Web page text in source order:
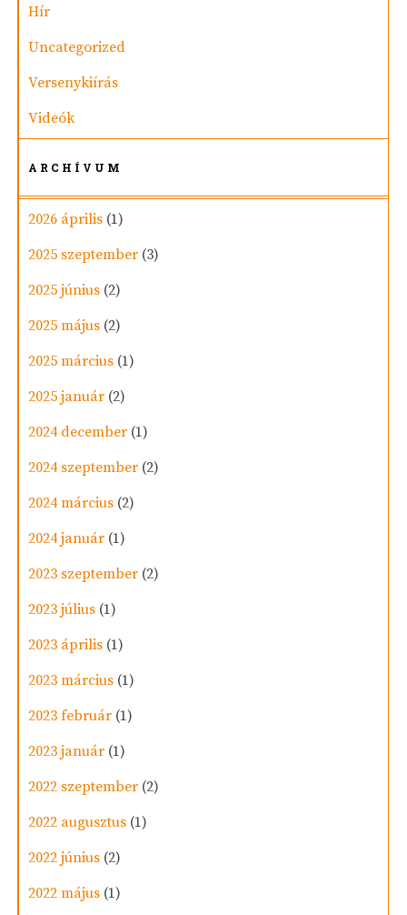
Hír
Uncategorized
Versenykiírás
Videók
ARCHÍVUM
2026 április (1)
2025 szeptember (3)
2025 június (2)
2025 május (2)
2025 március (1)
2025 január (2)
2024 december (1)
2024 szeptember (2)
2024 március (2)
2024 január (1)
2023 szeptember (2)
2023 július (1)
2023 április (1)
2023 március (1)
2023 február (1)
2023 január (1)
2022 szeptember (2)
2022 augusztus (1)
2022 június (2)
2022 május (1)